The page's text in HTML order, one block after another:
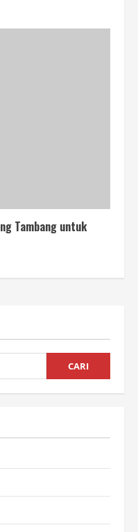
Tambang untuk
CARI